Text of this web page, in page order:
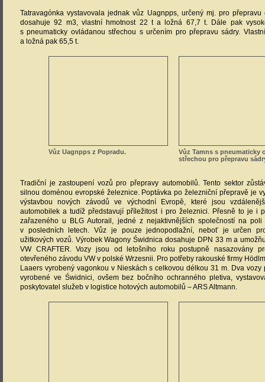
Tatravagónka vystavovala jednak vůz Uagnpps, určený mj. pro
dosahuje 92 m3, vlastní hmotnost 22 t a ložná 67,7 t. Dále pak
s pneumaticky ovládanou střechou s určením pro přepravu sádry.
a ložná pak 65,5 t.
Vůz Uagnpps z Popradu.
Vůz Tamns s pneumaticky
střechou pro přepravu
Tradiční je zastoupení vozů pro přepravy automobilů. Tento sektor
silnou doménou evropské železnice. Poptávka po železniční přepravě je
výstavbou nových závodů ve východní Evropě, které jsou
automobilek a tudíž představují příležitost i pro železnici. Přesně to je i
zařazeného u BLG Autorail, jedné z nejaktivnějších společností na poli
v posledních letech. Vůz je pouze jednopodlažní, neboť je určen
užitkových vozů. Výrobek Wagony Świdnica dosahuje DPN 33 m a
VW CRAFTER. Vozy jsou od letošního roku postupně nasazovány
otevřeného závodu VW v polské Wrzesnii. Pro potřeby rakouské firmy
Laaers vyrobený vagonkou v Nieskách s celkovou délkou 31 m. Dva vozy
vyrobené ve Świdnici, ovšem bez bočního ochranného pletiva,
poskytovatel služeb v logistice hotových automobilů – ARS Altmann.